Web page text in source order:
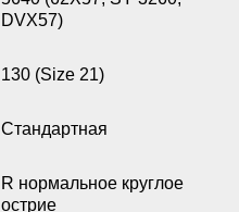
DVX57)
130 (Size 21)
Стандартная
R нормальное круглое
острие